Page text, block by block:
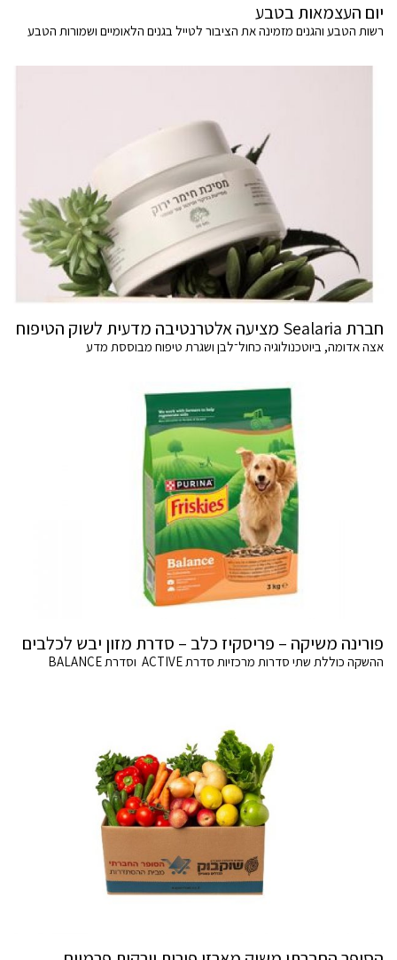
יום העצמאות בטבע
רשות הטבע והגנים מזמינה את הציבור לטייל בגנים הלאומיים ושמורות הטבע
חברת Sealaria מציעה אלטרנטיבה מדעית לשוק הטיפוח
אצה אדומה, ביוטכנולוגיה כחול־לבן ושגרת טיפוח מבוססת מדע
פורינה משיקה – פריסקיז כלב – סדרת מזון יבש לכלבים
ההשקה כוללת שתי סדרות מרכזיות סדרת ACTIVE וסדרת BALANCE